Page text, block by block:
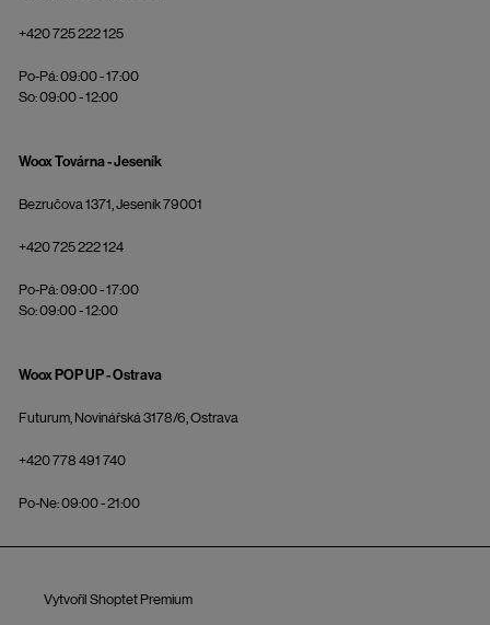
+420 725 222 125
Po-Pá: 09:00 - 17:00
So: 09:00 - 12:00
Woox Továrna - Jeseník
Bezručova 1371, Jeseník 79001
+420 725 222 124
Po-Pá: 09:00 - 17:00
So: 09:00 - 12:00
Woox POP UP - Ostrava
Futurum, Novinářská 3178/6, Ostrava
+420 778 491 740
Po-Ne: 09:00 - 21:00
Vytvořil Shoptet Premium